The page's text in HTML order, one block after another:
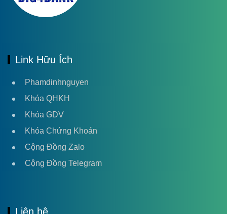
Link Hữu Ích
Phamdinhnguyen
Khóa QHKH
Khóa GDV
Khóa Chứng Khoán
Cộng Đồng Zalo
Cộng Đồng Telegram
Liên hệ